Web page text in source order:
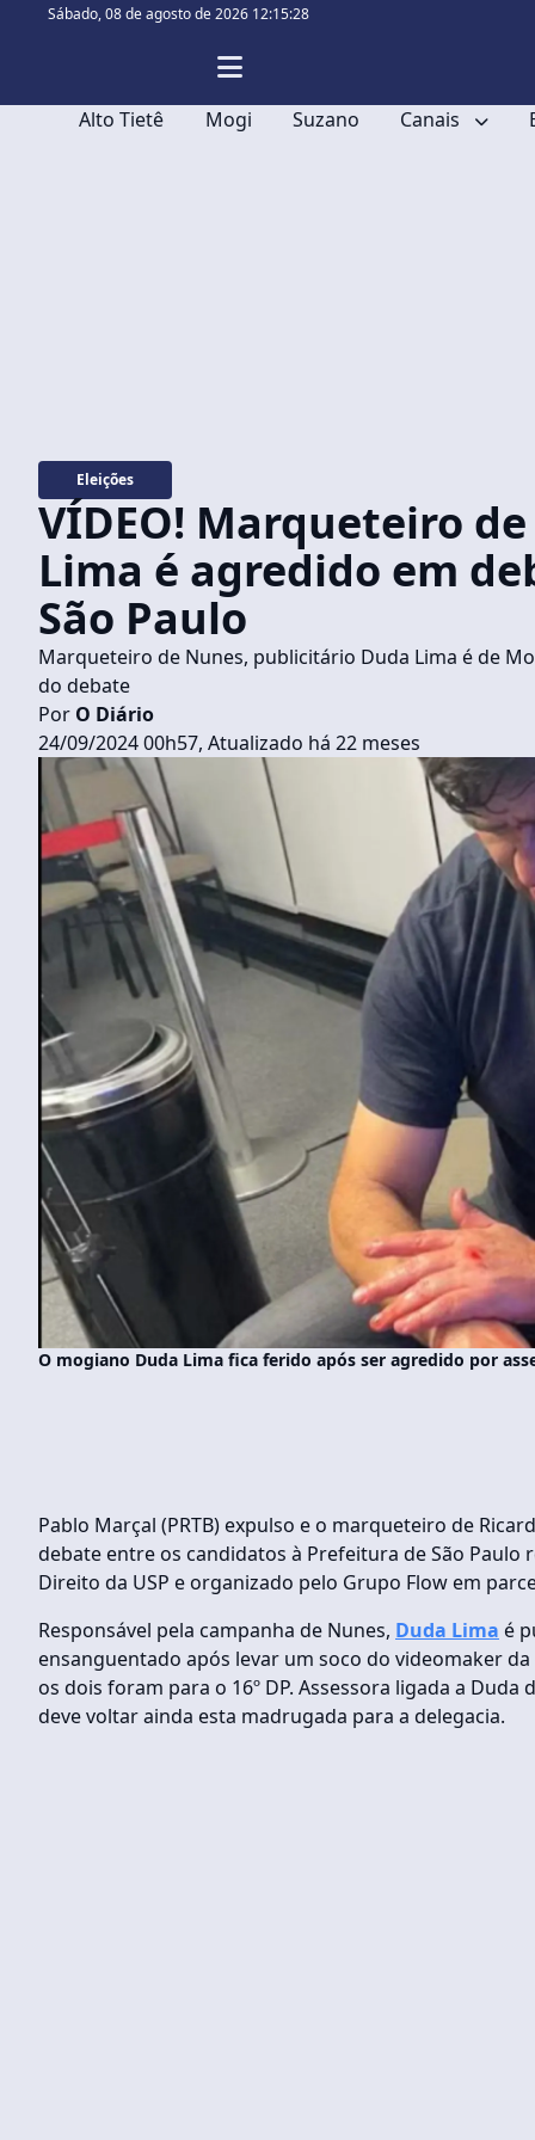
Sábado,08 de agosto de 2026 12:15:29
Alto Tietê Mogi Suzano Canais
Eleições
VÍDEO! Marqueteiro
Lima é agredido em
São Paulo
Marqueteiro de Nunes, publicitário Duda Lima é de
do debate
Por O Diário
24/09/2024 00h57, Atualizado há 22 meses
O mogiano Duda Lima fica ferido após ser agredido por
Pablo Marçal (PRTB) expulso e o marqueteiro de
debate entre os candidatos à Prefeitura de São Paulo
Direito da USP e organizado pelo Grupo Flow em
Responsável pela campanha de Nunes, Duda Lima é
ensanguentado após levar um soco do videomaker
os dois foram para o 16º DP. Assessora ligada a
deve voltar ainda esta madrugada para a delegacia.